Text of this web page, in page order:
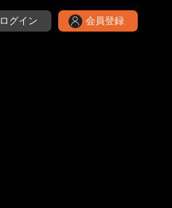
ログイン 会員登録